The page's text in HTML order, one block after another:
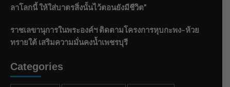
ลาโลกนี้ ให้ใส่บาตรสิ่งนั้นไว้ตอนยังมีชีวิต”
ราชเลขานุการในพระองค์ฯ ติดตามโครงการหุบกะพง–ห้วย
ทรายใต้ เสริมความมั่นคงน้ำเพชรบุรี
Categories